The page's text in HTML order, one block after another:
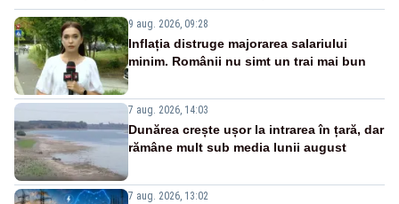
9 aug. 2026, 09:28
Inflația distruge majorarea salariului
minim. Românii nu simt un trai mai bun
7 aug. 2026, 14:03
Dunărea crește ușor la intrarea în țară, dar
rămâne mult sub media lunii august
7 aug. 2026, 13:02